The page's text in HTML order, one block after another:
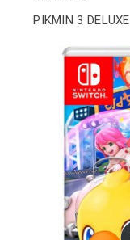
PIKMIN 3